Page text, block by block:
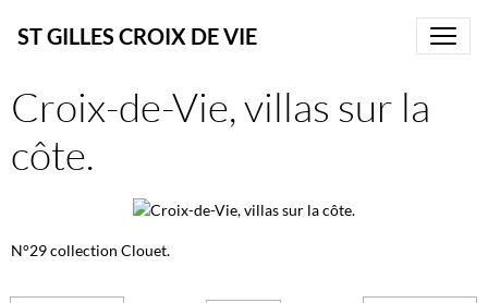
ST GILLES CROIX DE VIE
Croix-de-Vie, villas sur la
côte.
N°29 collection Clouet.